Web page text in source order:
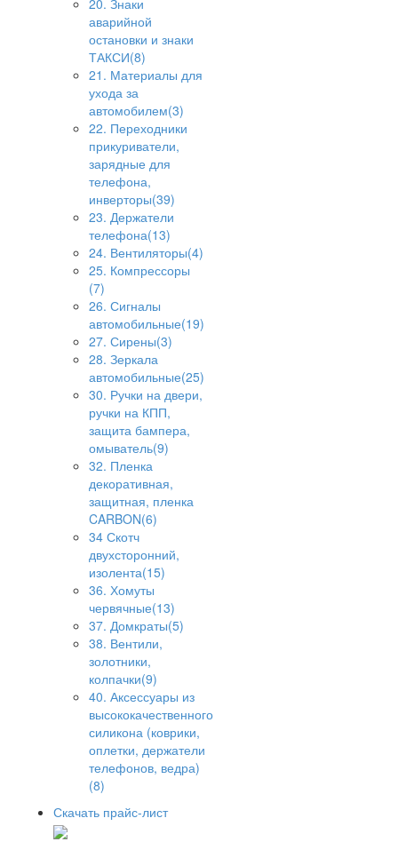
20. Знаки
аварийной
остановки и знаки
ТАКСИ(8)
21. Материалы для
ухода за
автомобилем(3)
22. Переходники
прикуриватели,
зарядные для
телефона,
инверторы(39)
23. Держатели
телефона(13)
24. Вентиляторы(4)
25. Компрессоры
(7)
26. Сигналы
автомобильные(19)
27. Сирены(3)
28. Зеркала
автомобильные(25)
30. Ручки на двери,
ручки на КПП,
защита бампера,
омыватель(9)
32. Пленка
декоративная,
защитная, пленка
CARBON(6)
34 Скотч
двухсторонний,
изолента(15)
36. Хомуты
червячные(13)
37. Домкраты(5)
38. Вентили,
золотники,
колпачки(9)
40. Аксессуары из
высококачественного
силикона (коврики,
оплетки, держатели
телефонов, ведра)
(8)
Скачать прайс-лист